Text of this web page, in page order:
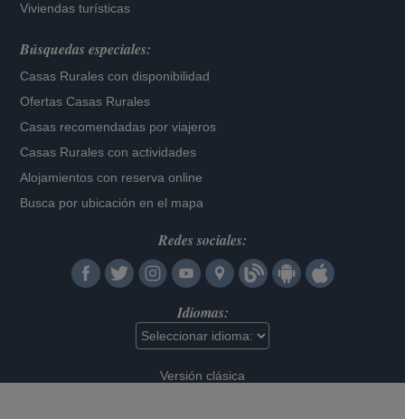
Viviendas turísticas
Búsquedas especiales:
Casas Rurales con disponibilidad
Ofertas Casas Rurales
Casas recomendadas por viajeros
Casas Rurales con actividades
Alojamientos con reserva online
Busca por ubicación en el mapa
Redes sociales:
Idiomas:
Versión clásica